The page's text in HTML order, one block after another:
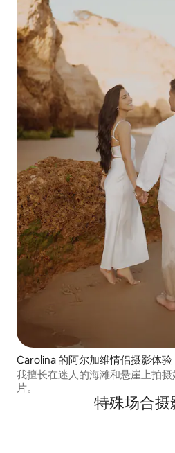
Carolina 的阿尔加维情侣摄影体验
我擅长在迷人的海滩和悬崖上拍
片。
特殊场合摄